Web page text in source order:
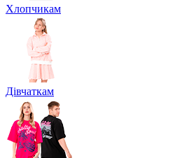
Хлопчикам
Дівчаткам